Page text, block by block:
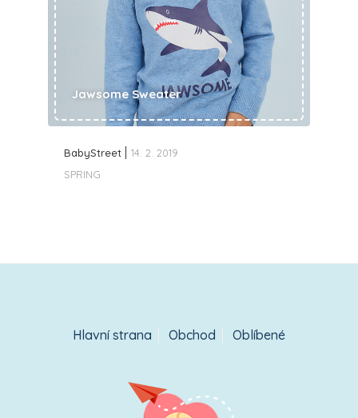
BabyStreet 14. 2. 2019
Jawsome Sweater
SPRING
Hlavní strana Obchod Oblíbené